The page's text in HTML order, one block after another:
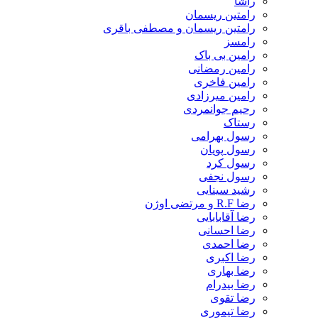
رامتین ریسمان
رامتین ریسمان و مصطفی باقری
رامسز
رامین بی باک
رامین رمضانی
رامین فاخری
رامین میرزادی
رحیم جوانمردی
رستاک
رسول بهرامی
رسول پویان
رسول کرد
رسول نجفی
رشید سینایی
رضا R.F و مرتضی اوژن
رضا آقابابایی
رضا احسانی
رضا احمدی
رضا اکبری
رضا بهاری
رضا بیدرام
رضا تقوی
رضا تیموری